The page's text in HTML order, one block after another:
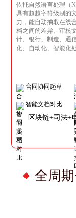
依托自然语言处理（
具有超越字符级别的
力，能自动抽取在线
档之间的差异、审核
计、银行、制造、通
化、自动化、智能化
合同协同起草
智能文档对比
全周
区块链+司法+